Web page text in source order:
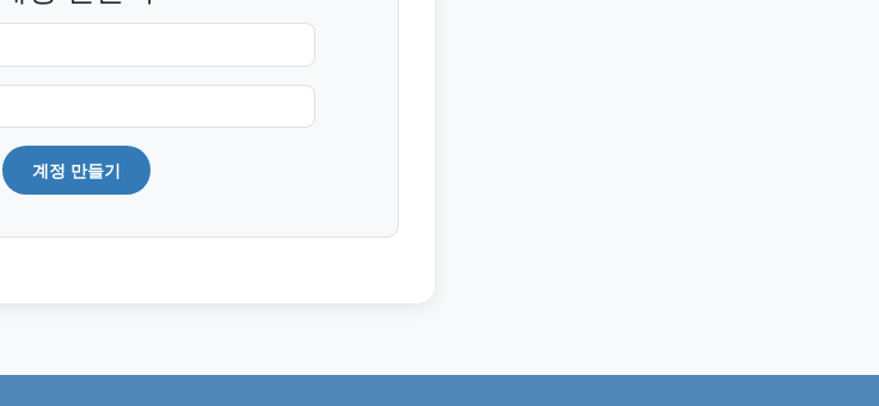
계정 만들기